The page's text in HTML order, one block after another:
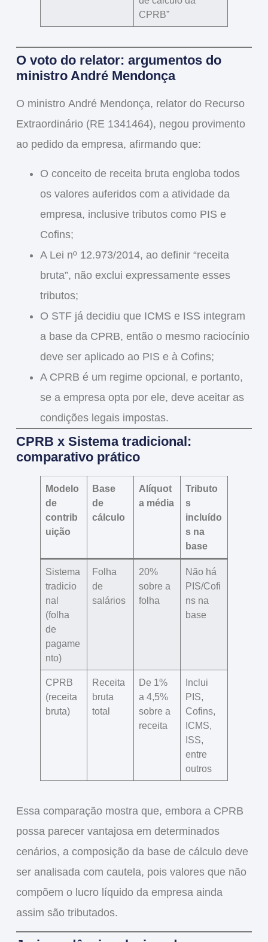
CPRB”
O voto do relator: argumentos do
ministro André Mendonça
O ministro André Mendonça, relator do Recurso
Extraordinário (RE 1341464), negou provimento
ao pedido da empresa, afirmando que:
O conceito de receita bruta engloba todos
os valores auferidos com a atividade da
empresa, inclusive tributos como PIS e
Cofins;
A Lei nº 12.973/2014, ao definir “receita
bruta”, não exclui expressamente esses
tributos;
O STF já decidiu que ICMS e ISS integram
a base da CPRB, então o mesmo raciocínio
deve ser aplicado ao PIS e à Cofins;
A CPRB é um regime opcional, e portanto,
se a empresa opta por ele, deve aceitar as
condições legais impostas.
CPRB x Sistema tradicional:
comparativo prático
Modelo
de
contrib
uição
Base
de
cálculo
Alíquot
a média
Tributo
s
incluído
s na
base
Sistema
tradicio
nal
(folha
de
pagame
nto)
Folha
de
salários
20%
sobre a
folha
Não há
PIS/Cofi
ns na
base
CPRB
(receita
bruta)
Receita
bruta
total
De 1%
a 4,5%
sobre a
receita
Inclui
PIS,
Cofins,
ICMS,
ISS,
entre
outros
Essa comparação mostra que, embora a CPRB
possa parecer vantajosa em determinados
cenários, a composição da base de cálculo deve
ser analisada com cautela, pois valores que não
compõem o lucro líquido da empresa ainda
assim são tributados.